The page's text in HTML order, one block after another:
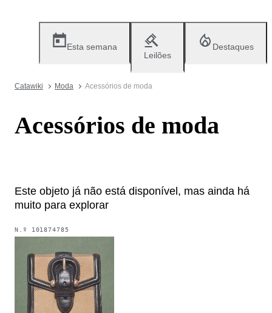
Esta semana
Leilões
Destaques
Catawiki Moda Acessórios de moda
Acessórios de moda
Este objeto já não está disponível, mas ainda há
muito para explorar
N.º 101874785